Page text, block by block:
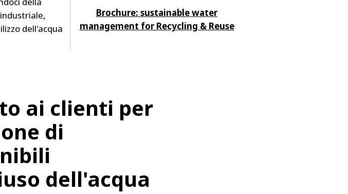
dell'acqua
Brochure: sustainable water
management for Recycling & Reuse
ai clienti per
di
dell'acqua